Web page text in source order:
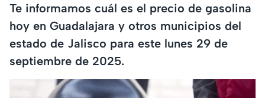
Te informamos cuál es el precio de gasolina
hoy en Guadalajara y otros municipios del
estado de Jalisco para este lunes 29 de
septiembre de 2025.